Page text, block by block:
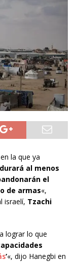
la que ya
durará al menos
el
de armas«,
israelí, Tzachi
lograr lo que
‘«, dijo Hanegbi en